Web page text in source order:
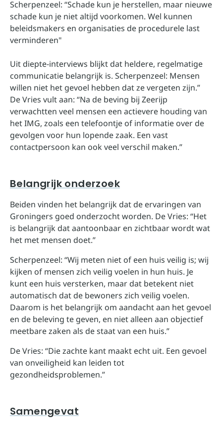
Scherpenzeel: “Schade kun je herstellen, maar nieuwe
schade kun je niet altijd voorkomen. Wel kunnen
beleidsmakers en organisaties de procedurele last
verminderen"
Uit diepte-interviews blijkt dat heldere, regelmatige
communicatie belangrijk is. Scherpenzeel: Mensen
willen niet het gevoel hebben dat ze vergeten zijn.”
De Vries vult aan: “Na de beving bij Zeerijp
verwachtten veel mensen een actievere houding van
het IMG, zoals een telefoontje of informatie over de
gevolgen voor hun lopende zaak. Een vast
contactpersoon kan ook veel verschil maken.”
Belangrijk onderzoek
Beiden vinden het belangrijk dat de ervaringen van
Groningers goed onderzocht worden. De Vries: “Het
is belangrijk dat aantoonbaar en zichtbaar wordt wat
het met mensen doet.”
Scherpenzeel: “Wij meten niet of een huis veilig is; wij
kijken of mensen zich veilig voelen in hun huis. Je
kunt een huis versterken, maar dat betekent niet
automatisch dat de bewoners zich veilig voelen.
Daarom is het belangrijk om aandacht aan het gevoel
en de beleving te geven, en niet alleen aan objectief
meetbare zaken als de staat van een huis.”
De Vries: “Die zachte kant maakt echt uit. Een gevoel
van onveiligheid kan leiden tot
gezondheidsproblemen.”
Samengevat